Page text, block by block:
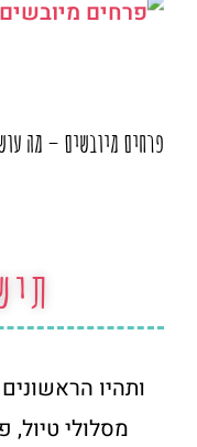
פרחים מיובשים – מה
ותהיו
מסלולי טיול,